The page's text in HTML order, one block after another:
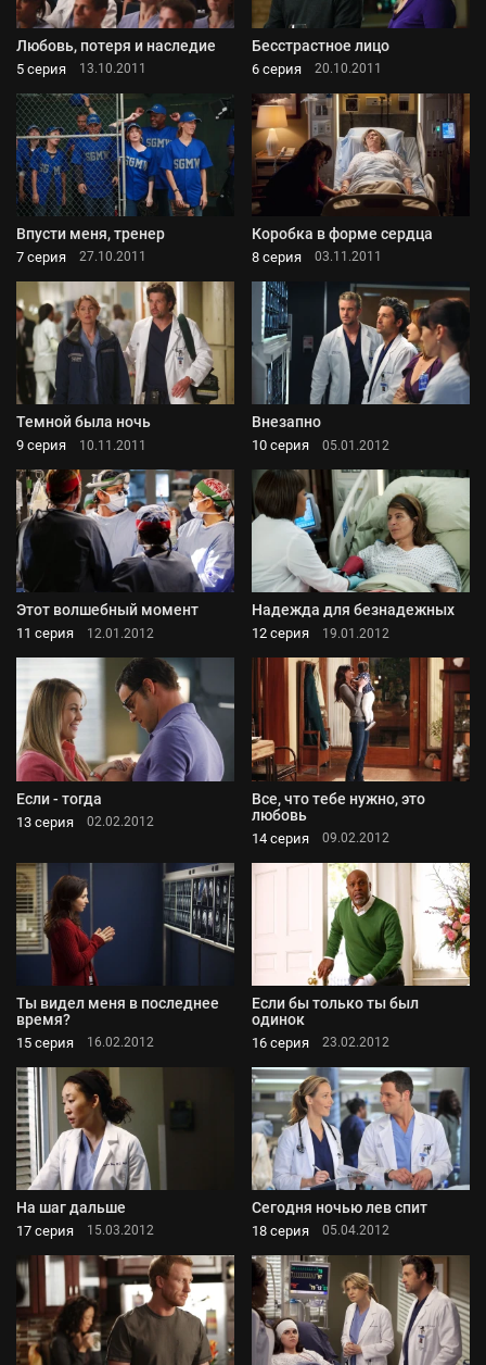
Любовь, потеря и наследие
5 серия 13.10.2011
Бесстрастное лицо
6 серия 20.10.2011
Впусти меня, тренер
7 серия 27.10.2011
Коробка в форме сердца
8 серия 03.11.2011
Темной была ночь
9 серия 10.11.2011
Внезапно
10 серия 05.01.2012
Этот волшебный момент
11 серия 12.01.2012
Надежда для безнадежных
12 серия 19.01.2012
Если - тогда
13 серия 02.02.2012
Все, что тебе нужно, это
любовь
14 серия 09.02.2012
Ты видел меня в последнее
время?
15 серия 16.02.2012
Если бы только ты был
одинок
16 серия 23.02.2012
На шаг дальше
17 серия 15.03.2012
Сегодня ночью лев спит
18 серия 05.04.2012